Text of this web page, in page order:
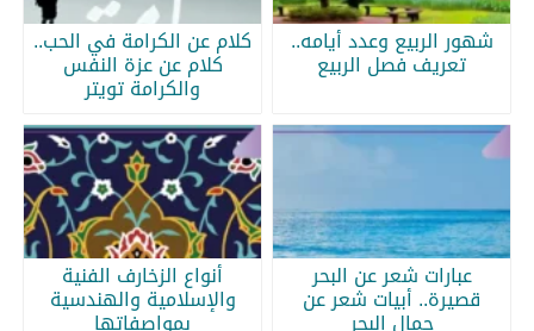
شهور الربيع وعدد أيامه..
تعريف فصل الربيع
كلام عن الكرامة في الحب..
كلام عن عزة النفس
والكرامة تويتر
عبارات شعر عن البحر
قصيرة.. أبيات شعر عن
جمال البحر
أنواع الزخارف الفنية
والإسلامية والهندسية
بمواصفاتها